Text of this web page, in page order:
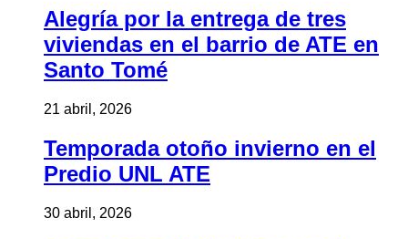
Alegría por la entrega de tres
viviendas en el barrio de ATE en
Santo Tomé
21 abril, 2026
Temporada otoño invierno en el
Predio UNL ATE
30 abril, 2026